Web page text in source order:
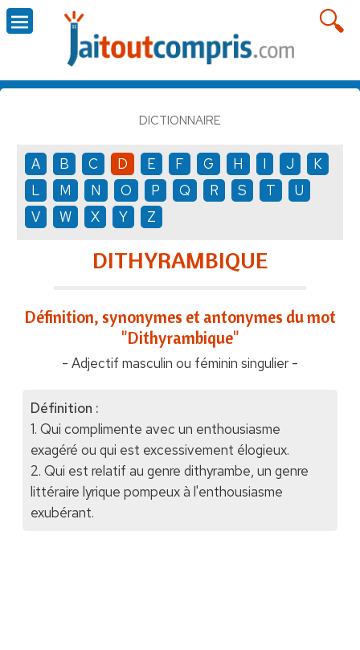
DICTIONNAIRE
A B C D E F G H I J
K
L
M N O P Q R S T
U
V
W X Y Z
DITHYRAMBIQUE
Définition, synonymes et antonymes du mot
"Dithyrambique"
- Adjectif masculin ou féminin singulier -
Définition :
1. Qui complimente avec un enthousiasme
exagéré ou qui est excessivement élogieux.
2. Qui est relatif au genre dithyrambe, un genre
littéraire lyrique pompeux à l'enthousiasme
exubérant.